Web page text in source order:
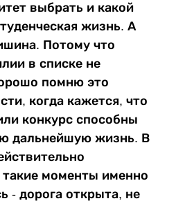
выбрать и какой
жизнь. А
Потому что
в списке не
помню это
когда кажется, что
конкурс способны
дальнейшую жизнь. В
моменты именно
- дорога открыта, не